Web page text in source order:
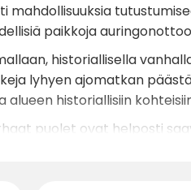
paikkoja
historiallisella
lyhyen ajomatkan
historiallisiin
puolet ovat helposti